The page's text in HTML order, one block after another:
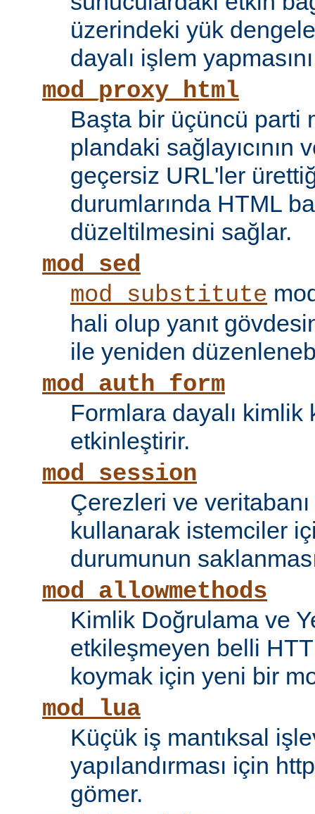
üzerindeki yük
dayalı işlem
mod_proxy_html
Başta bir üçüncü parti
plandaki sağlayıcının
geçersiz URL'ler
durumlarında HTML
düzeltilmesini sağlar.
mod_sed
mod_substitute
hali olup yanıt
ile yeniden
mod_auth_form
Formlara dayalı kimlik
etkinleştirir.
mod_session
Çerezleri ve
kullanarak istemciler
durumunun
mod_allowmethods
Kimlik Doğrulama ve
etkileşmeyen belli
koymak için yeni bir
mod_lua
Küçük iş mantıksal
yapılandırması için
gömer.